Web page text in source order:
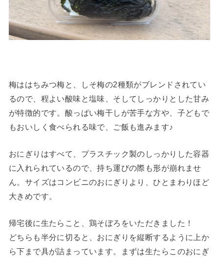
梅ははちみつ梅と、しそ梅の2種類がブレンドされてい
るので、程よい酸味と塩味、そしてしっかりとした甘み
が特徴的です。酸っぱい梅干しが苦手な方や、子どもで
もおいしく食べられる味で、ご飯も進みます♪
おにぎりはすべて、プラスチック製のしっかりした容器
に入れられているので、持ち運びの際も形が崩れませ
ん。サイズはコンビニのおにぎりより、ひとまわりほど
大きめです。
帰宅後に生たらこと、鶏そぼろをいただきました！
どちらも半分に切ると、おにぎりを縦断するように上か
ら下まで具が詰まっています。まずは生たらこのおにぎ